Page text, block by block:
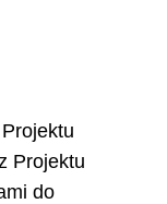
Projektu
do